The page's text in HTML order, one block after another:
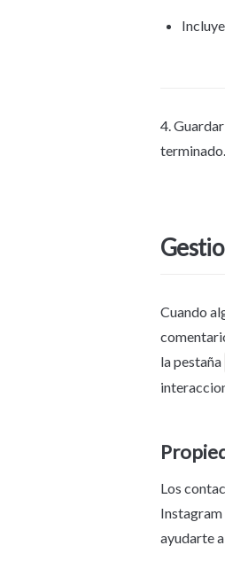
4.
terminado.
Cuando
la pestaña
Los
ayudarte